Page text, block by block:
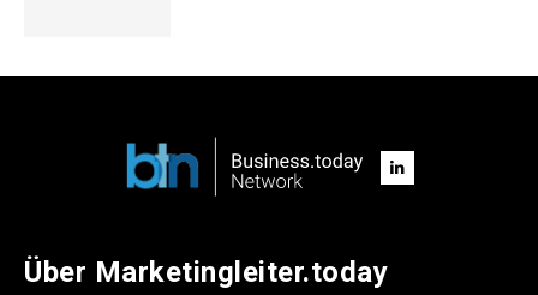
Über Marketingleiter.today